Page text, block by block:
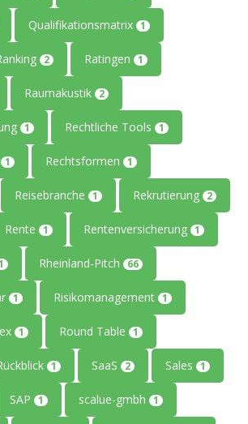
Qualifikationsmatrix 1
2 Ratingen 1
Raumakustik 2
1 Rechtliche Tools 1
1 Rechtsformen 1
Reisebranche 1 Rekrutierung 2
Rente 1 Rentenversicherung 1
Rheinland-Pitch 66
1 Risikomanagement 1
1 Round Table 1
1 SaaS 2 Sales 1
SAP 1 scalue-gmbh 1